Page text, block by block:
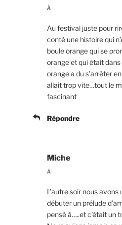
À
Au festival juste pour
conté une histoire qui
boule orange qui se
orange et qui était
orange a du s’arrêter
allait trop vite…tout le
fascinant
Répondre
Miche
À
L’autre soir nous
débuter un prélude
pensé à…..et c’était un